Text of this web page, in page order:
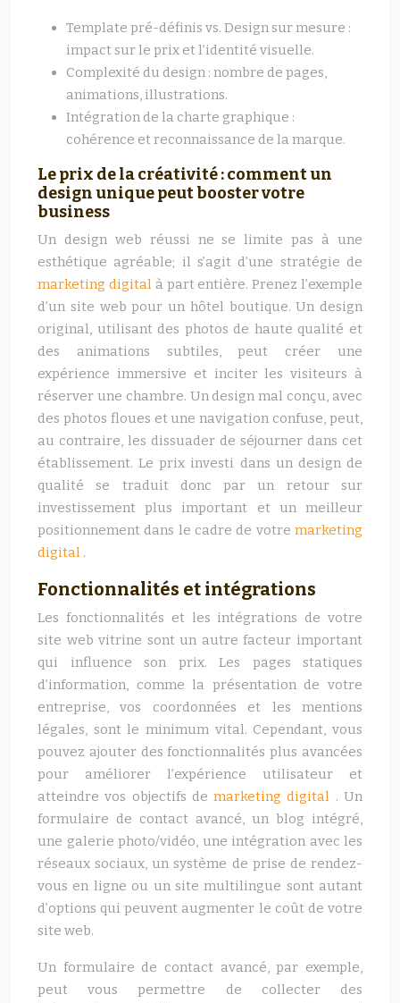
Template pré-définis vs. Design sur mesure :
impact sur le prix et l’identité visuelle.
Complexité du design : nombre de pages,
animations, illustrations.
Intégration de la charte graphique :
cohérence et reconnaissance de la marque.
Le prix de la créativité : comment un
design unique peut booster votre
business
Un design web réussi ne se limite pas à une
esthétique agréable; il s’agit d’une stratégie de
marketing digital à part entière. Prenez l’exemple
d’un site web pour un hôtel boutique. Un design
original, utilisant des photos de haute qualité et
des animations subtiles, peut créer une
expérience immersive et inciter les visiteurs à
réserver une chambre. Un design mal conçu, avec
des photos floues et une navigation confuse, peut,
au contraire, les dissuader de séjourner dans cet
établissement. Le prix investi dans un design de
qualité se traduit donc par un retour sur
investissement plus important et un meilleur
positionnement dans le cadre de votre marketing
digital .
Fonctionnalités et intégrations
Les fonctionnalités et les intégrations de votre
site web vitrine sont un autre facteur important
qui influence son prix. Les pages statiques
d’information, comme la présentation de votre
entreprise, vos coordonnées et les mentions
légales, sont le minimum vital. Cependant, vous
pouvez ajouter des fonctionnalités plus avancées
pour améliorer l’expérience utilisateur et
atteindre vos objectifs demarketing digital . Un
formulaire de contact avancé, un blog intégré,
une galerie photo/vidéo, une intégration avec les
réseaux sociaux, un système de prise de rendez-
vous en ligne ou un site multilingue sont autant
d’options qui peuvent augmenter le coût de votre
site web.
Un formulaire de contact avancé, par exemple,
peut vous permettre de collecter des